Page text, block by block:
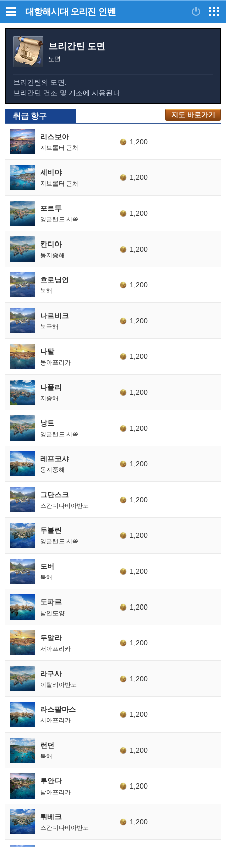
대항해시대 오리진 인벤
브리간틴 도면
도면
브리간틴의 도면.
브리간틴 건조 및 개조에 사용된다.
취급 항구 지도 바로가기
리스보아
지브롤터 근처
1,200
세비야
지브롤터 근처
1,200
포르투
잉글랜드 서쪽
1,200
칸디아
동지중해
1,200
흐로닝언
북해
1,200
나르비크
북극해
1,200
나탈
동아프리카
1,200
나폴리
지중해
1,200
낭트
잉글랜드 서쪽
1,200
레프코샤
동지중해
1,200
그단스크
스칸디나비아반도
1,200
두블린
잉글랜드 서쪽
1,200
도버
북해
1,200
도파르
남인도양
1,200
두알라
서아프리카
1,200
라구사
이탈리아반도
1,200
라스팔마스
서아프리카
1,200
런던
북해
1,200
루안다
남아프리카
1,200
뤼베크
스칸디나비아반도
1,200